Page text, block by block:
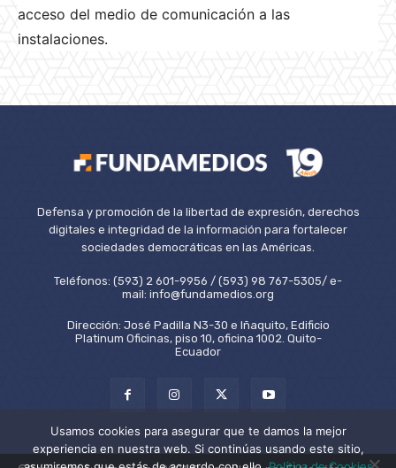
acceso del medio de comunicación a las
instalaciones.
Defensa y promoción de la libertad de expresión, derechos
digitales e integridad de la información para fortalecer
sociedades democráticas en las Américas.
Teléfonos: (593) 2 601-9956 / (593) 98 767-5305/ e-
mail: info@fundamedios.org
Dirección: José Padilla N3-30 e Iñaquito, Edificio
Platinum Oficinas, piso 10, oficina 1002. Quito-
Ecuador
Usamos cookies para asegurar que te damos la mejor
experiencia en nuestra web. Si continúas usando este sitio,